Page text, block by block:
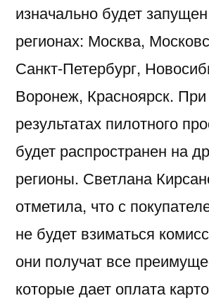
изначально будет
регионах: Москва,
Санкт-Петербург,
Воронеж, Красноярск.
результатах пилотного
будет распространен на
регионы. Светлана
отметила, что с
не будет взиматься
они получат все
которые дает оплата